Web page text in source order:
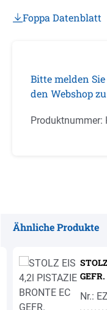
Foppa Datenblatt
Bitte melden
den Webshop
Produktnummer:
Ähnliche Produkte
GEFR.
Nr.: